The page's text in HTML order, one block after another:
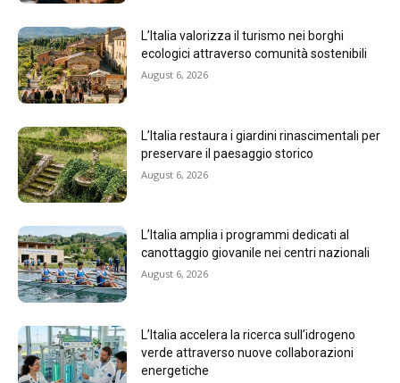
L’Italia valorizza il turismo nei borghi
ecologici attraverso comunità sostenibili
August 6, 2026
L’Italia restaura i giardini rinascimentali per
preservare il paesaggio storico
August 6, 2026
L’Italia amplia i programmi dedicati al
canottaggio giovanile nei centri nazionali
August 6, 2026
L’Italia accelera la ricerca sull’idrogeno
verde attraverso nuove collaborazioni
energetiche